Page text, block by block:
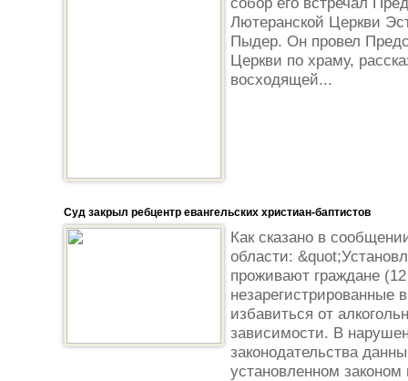
Лютеранской Церкви
Пыдер. Он провел
Церкви по храму,
восходящей...
Суд закрыл ребцентр евангельских христиан-баптистов
Как сказано в
области:
проживают граждане
избавиться от
зависимости. В
законодательства
установленном законом